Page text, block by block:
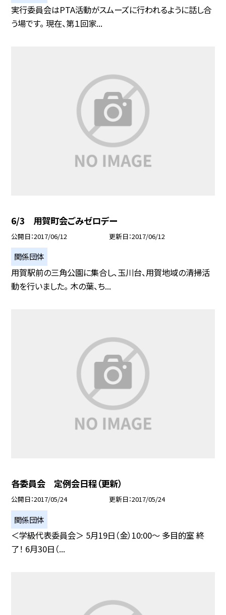
実行委員会はPTA活動がスムーズに行われるように話し合
う場です。 現在、第１回家...
6/3 用賀町会ごみゼロデー
公開日 2017/06/12 更新日 2017/06/12
関係団体
用賀駅前の三角公園に集合し、玉川台、用賀地域の清掃活
動を行いました。 木の葉、ち...
各委員会 定例会日程（更新）
公開日 2017/05/24 更新日 2017/05/24
関係団体
＜学級代表委員会＞ 5月19日（金）10:00〜 多目的室 終
了！ 6月30日（...